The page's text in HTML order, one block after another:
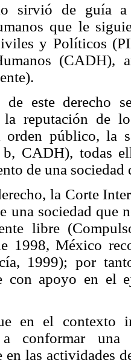
sirvió de guía a
que le
y Políticos
(CADH),
este derecho
la reputación de
orden público, la
CADH), todas
de una sociedad
la Corte
una sociedad que
libre
1998, México
1999); por
con apoyo en el
en el contexto
a conformar
en las actividades